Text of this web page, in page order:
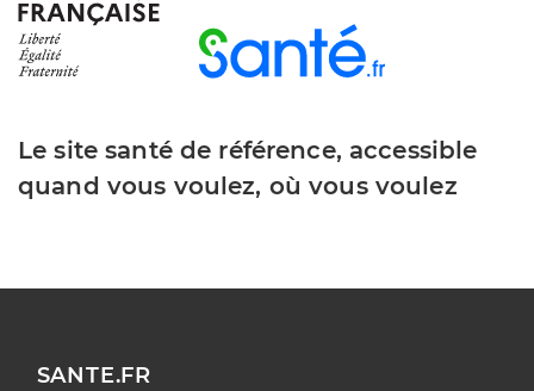
Le site santé de référence, accessible
quand vous voulez, où vous voulez
SANTE.FR